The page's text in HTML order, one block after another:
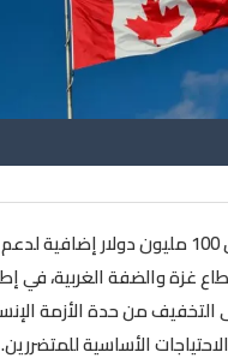
أعلنت كندا تخصيص 100 مليون دولار إضافية لدعم
غزة والضفة الغربية، في
التخفيف من حدة الأزمة
الأساسية للمتضررين.